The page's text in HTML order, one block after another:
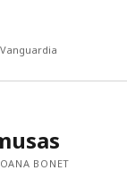
BONET